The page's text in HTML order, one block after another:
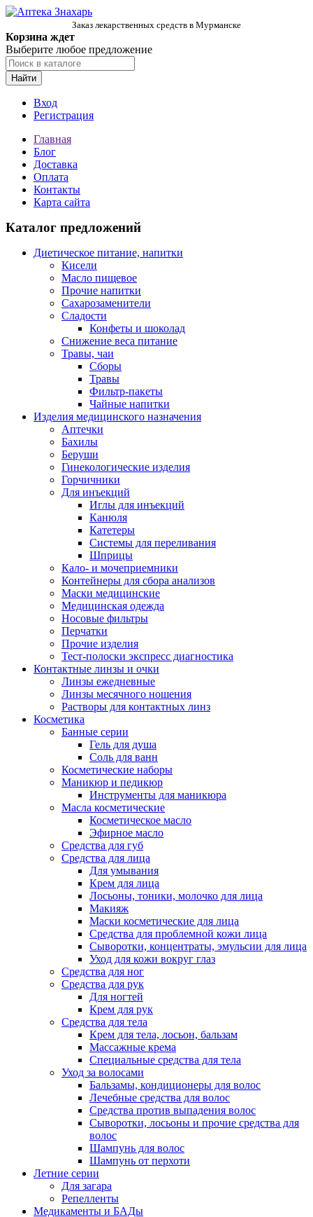
Заказ лекарственных средств в Мурманске
Корзина ждет
Выберите любое предложение
Найти
Вход
Регистрация
Главная
Блог
Доставка
Оплата
Контакты
Карта сайта
Каталог предложений
Диетическое питание, напитки
Кисели
Масло пищевое
Прочие напитки
Сахарозаменители
Сладости
Конфеты и шоколад
Снижение веса питание
Травы, чаи
Сборы
Травы
Фильтр-пакеты
Чайные напитки
Изделия медицинского назначения
Аптечки
Бахилы
Беруши
Гинекологические изделия
Горчичники
Для инъекций
Иглы для инъекций
Канюля
Катетеры
Системы для переливания
Шприцы
Кало- и мочеприемники
Контейнеры для сбора анализов
Маски медицинские
Медицинская одежда
Носовые фильтры
Перчатки
Прочие изделия
Тест-полоски экспресс диагностика
Контактные линзы и очки
Линзы ежедневные
Линзы месячного ношения
Растворы для контактных линз
Косметика
Банные серии
Гель для душа
Соль для ванн
Косметические наборы
Маникюр и педикюр
Инструменты для маникюра
Масла косметические
Косметическое масло
Эфирное масло
Средства для губ
Средства для лица
Для умывания
Крем для лица
Лосьоны, тоники, молочко для лица
Макияж
Маски косметические для лица
Средства для проблемной кожи лица
Сыворотки, концентраты, эмульсии для лица
Уход для кожи вокруг глаз
Средства для ног
Средства для рук
Для ногтей
Крем для рук
Средства для тела
Крем для тела, лосьон, бальзам
Массажные крема
Специальные средства для тела
Уход за волосами
Бальзамы, кондиционеры для волос
Лечебные средства для волос
Средства против выпадения волос
Сыворотки, лосьоны и прочие средства для
волос
Шампунь для волос
Шампунь от перхоти
Летние серии
Для загара
Репелленты
Медикаменты и БАДы